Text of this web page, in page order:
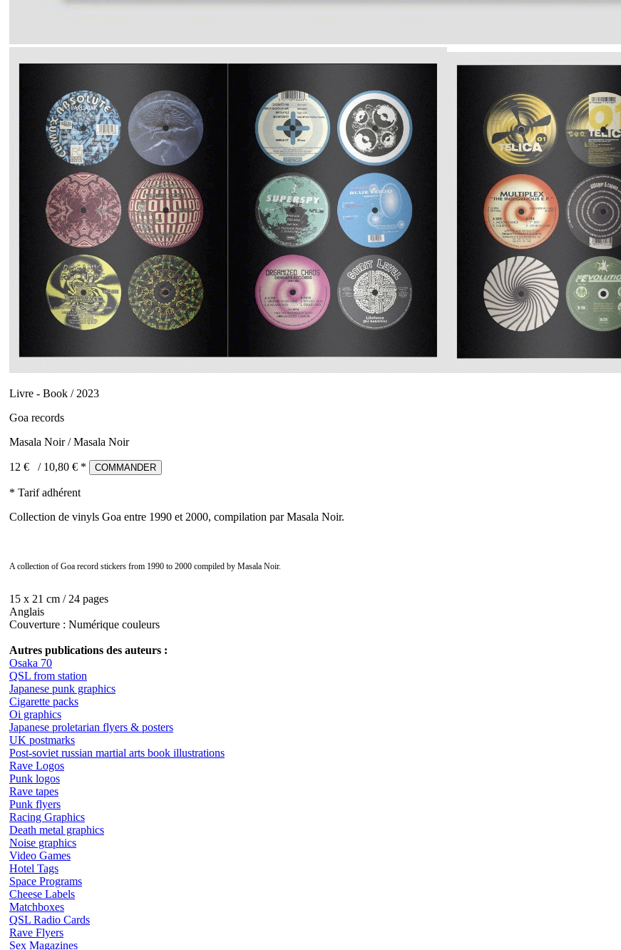
Livre - Book / 2023
Goa records
Masala Noir / Masala Noir
12 € / 10,80 € * COMMANDER
* Tarif adhérent
Collection de vinyls Goa entre 1990 et 2000, compilation par Masala Noir.
A collection of Goa record stickers from 1990 to 2000 compiled by Masala Noir.
15 x 21 cm / 24 pages
Anglais
Couverture : Numérique couleurs
Autres publications des auteurs :
Osaka 70
QSL from station
Japanese punk graphics
Cigarette packs
Oi graphics
Japanese proletarian flyers & posters
UK postmarks
Post-soviet russian martial arts book illustrations
Rave Logos
Punk logos
Rave tapes
Punk flyers
Racing Graphics
Death metal graphics
Noise graphics
Video Games
Hotel Tags
Space Programs
Cheese Labels
Matchboxes
QSL Radio Cards
Rave Flyers
Sex Magazines